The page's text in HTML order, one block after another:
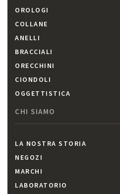
OROLOGI
COLLANE
ANELLI
BRACCIALI
ORECCHINI
CIONDOLI
OGGETTISTICA
CHI SIAMO
LA NOSTRA STORIA
NEGOZI
MARCHI
LABORATORIO